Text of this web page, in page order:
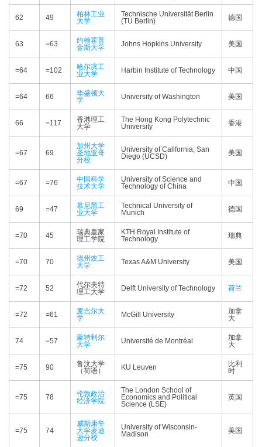
62 49
柏林工业
大学
Technische Universität Berlin
(TU Berlin)
德国
63 =63
约翰霍普
金斯大学
Johns Hopkins University 美国
=64 =102
哈尔滨工
业大学
Harbin Institute of Technology 中国
=64 66
华盛顿大
学
University of Washington 美国
66 =117
香港理工
大学
The Hong Kong Polytechnic
University
香港
=67 69
加州大学
圣地亚哥
分校
University of California, San
Diego (UCSD)
美国
=67 =76
中国科学
技术大学
University of Science and
Technology of China
中国
69 =47
慕尼黑工
业大学
Technical University of
Munich
德国
=70 45
瑞典皇家
理工学院
KTH Royal Institute of
Technology
瑞典
=70 70
德州农工
大学
Texas A&M University 美国
=72 52
代尔夫特
理工大学
Delft University of Technology 荷兰
=72 =61
麦吉尔大
学
McGill University
加拿
大
74 =57
蒙特利尔
大学
Université de Montréal
加拿
大
=75 90
鲁汶大学
（荷语）
KU Leuven
比利
时
=75 78
伦敦政治
经济学院
The London School of
Economics and Political
Science (LSE)
英国
=75 74
威斯康辛
大学麦迪
逊分校
University of Wisconsin-
Madison
美国